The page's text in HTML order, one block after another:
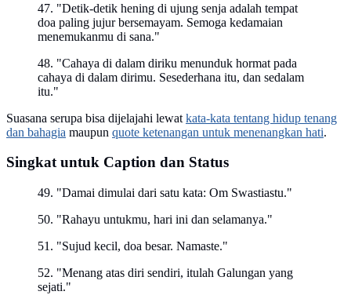
47. "Detik-detik hening di ujung senja adalah tempat
doa paling jujur bersemayam. Semoga kedamaian
menemukanmu di sana."
48. "Cahaya di dalam diriku menunduk hormat pada
cahaya di dalam dirimu. Sesederhana itu, dan sedalam
itu."
Suasana serupa bisa dijelajahi lewat kata-kata tentang hidup tenang
dan bahagia maupun quote ketenangan untuk menenangkan hati.
Singkat untuk Caption dan Status
49. "Damai dimulai dari satu kata: Om Swastiastu."
50. "Rahayu untukmu, hari ini dan selamanya."
51. "Sujud kecil, doa besar. Namaste."
52. "Menang atas diri sendiri, itulah Galungan yang
sejati."